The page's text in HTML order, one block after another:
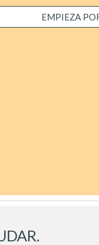
EMPIEZA